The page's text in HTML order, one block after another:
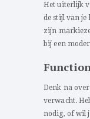
Het uiterlijk
de stijl van
zijn
bij een
Denk na
verwacht.
nodig, of wil